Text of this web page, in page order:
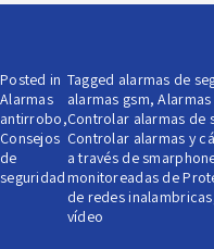
Posted in
Alarmas
antirrobo,
Consejos
de
seguridad
Tagged alarmas de
alarmas gsm,Alarmas
Controlar alarmas de
Controlar alarmas y
a través de
monitoreadas de
de redes inalambricas
vídeo